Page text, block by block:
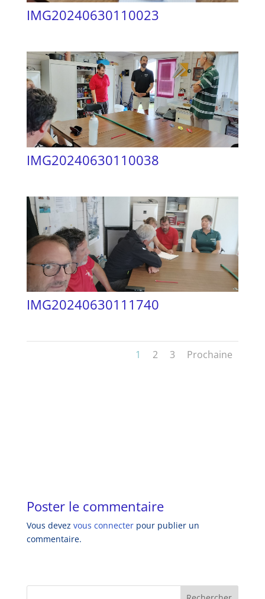
IMG20240630110023
IMG20240630110038
IMG20240630111740
1 2 3 Prochaine
Poster le commentaire
Vous devez vous connecterpour publier un
commentaire.